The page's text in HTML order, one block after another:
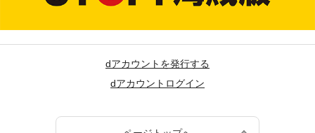
dアカウントを発行する
dアカウントログイン